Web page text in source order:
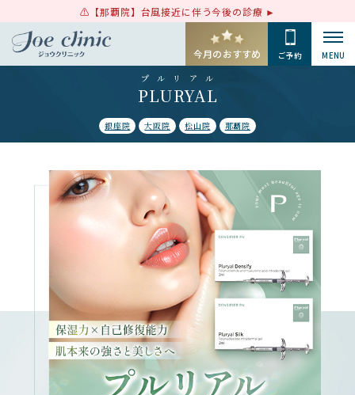
【那覇院】台風接近に伴う今後の診療
今月のおすすめ ご予約 MENU
PLURYAL
プルリアル
銀座院 大阪院 松山院 那覇院